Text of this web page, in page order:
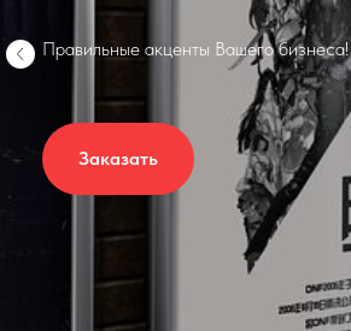
Правильные акценты Вашего бизнеса!
Заказать